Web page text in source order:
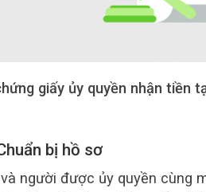
giấy ủy quyền nhận tiền
bị hồ sơ
người được ủy quyền cùng